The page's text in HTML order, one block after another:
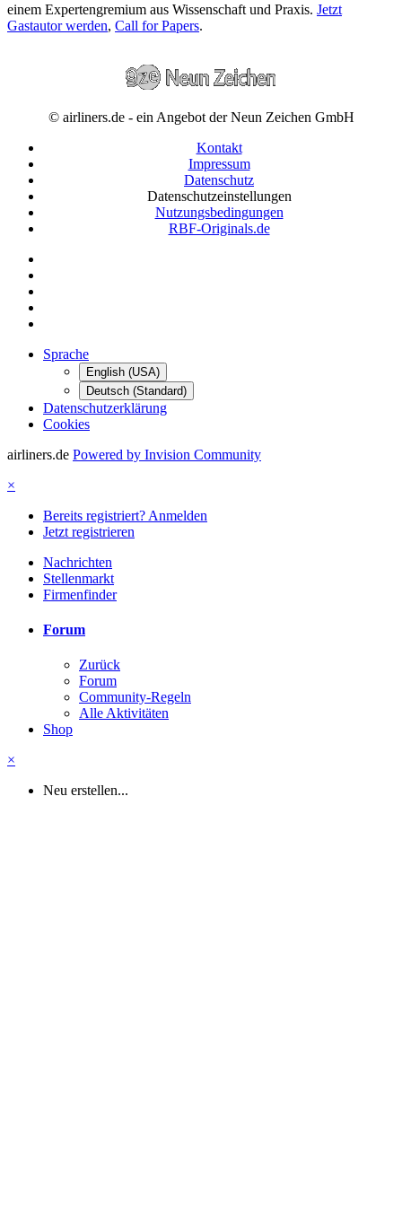
einem Expertengremium aus Wissenschaft und Praxis. Jetzt
Gastautor werden, Call for Papers.
© airliners.de - ein Angebot der Neun Zeichen GmbH
Kontakt
Impressum
Datenschutz
Datenschutzeinstellungen
Nutzungsbedingungen
RBF-Originals.de
Sprache
English (USA)
Deutsch (Standard)
Datenschutzerklärung
Cookies
airliners.de Powered by Invision Community
×
Bereits registriert? Anmelden
Jetzt registrieren
Nachrichten
Stellenmarkt
Firmenfinder
Forum
Zurück
Forum
Community-Regeln
Alle Aktivitäten
Shop
×
Neu erstellen...